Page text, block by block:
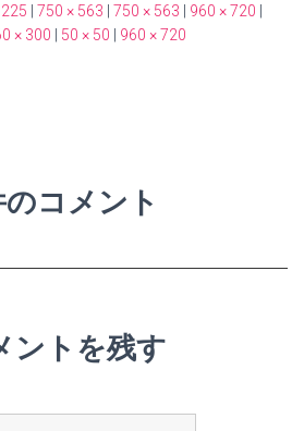
| 750 × 563 | 750 × 563 | 960 × 720 |
× 300 | 50 × 50 | 960 × 720
コメント
ントを残す